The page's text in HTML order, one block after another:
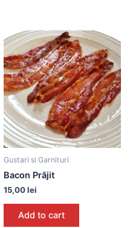
Gustari si Garnituri
Bacon Prăjit
15,00lei
Add to cart